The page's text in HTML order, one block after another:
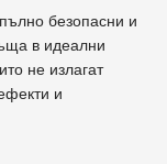
безопасни и
в идеални
не излагат
и